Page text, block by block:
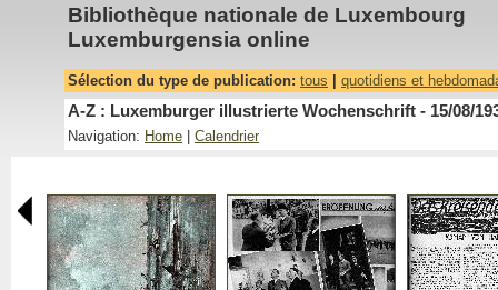
Bibliothèque nationale de Luxembourg
Luxemburgensia online
Sélection du type de publication: tous quotidiens et
A-Z : Luxemburger illustrierte Wochenschrift - 15/08/
Navigation: Home Calendrier